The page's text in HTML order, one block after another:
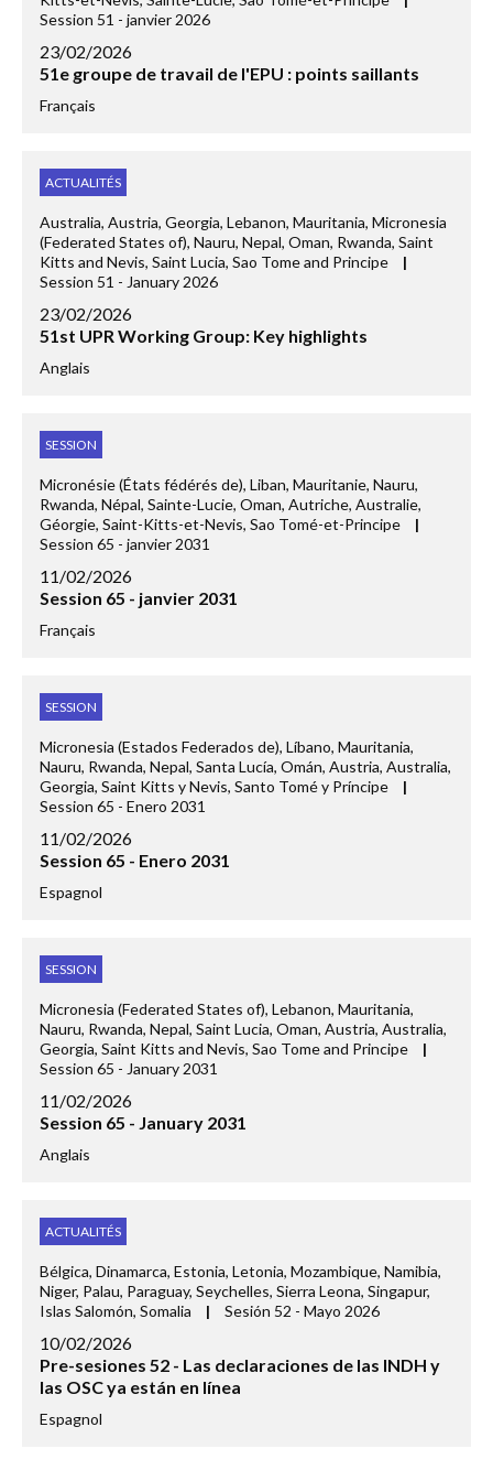
Session 51 - janvier 2026
23/02/2026
51e groupe de travail de l'EPU : points saillants
Français
ACTUALITÉS
Australia, Austria, Georgia, Lebanon, Mauritania, Micronesia
(Federated States of), Nauru, Nepal, Oman, Rwanda, Saint
Kitts and Nevis, Saint Lucia, Sao Tome and Principe
|
Session 51 - January 2026
23/02/2026
51st UPR Working Group: Key highlights
Anglais
SESSION
Micronésie (États fédérés de), Liban, Mauritanie, Nauru,
Rwanda, Népal, Sainte-Lucie, Oman, Autriche, Australie,
Géorgie, Saint-Kitts-et-Nevis, Sao Tomé-et-Principe
|
Session 65 - janvier 2031
11/02/2026
Session 65 - janvier 2031
Français
SESSION
Micronesia (Estados Federados de), Líbano, Mauritania,
Nauru, Rwanda, Nepal, Santa Lucía, Omán, Austria, Australia,
Georgia, Saint Kitts y Nevis, Santo Tomé y Príncipe
|
Session 65 - Enero 2031
11/02/2026
Session 65 - Enero 2031
Espagnol
SESSION
Micronesia (Federated States of), Lebanon, Mauritania,
Nauru, Rwanda, Nepal, Saint Lucia, Oman, Austria, Australia,
Georgia, Saint Kitts and Nevis, Sao Tome and Principe
|
Session 65 - January 2031
11/02/2026
Session 65 - January 2031
Anglais
ACTUALITÉS
Bélgica, Dinamarca, Estonia, Letonia, Mozambique, Namibia,
Niger, Palau, Paraguay, Seychelles, Sierra Leona, Singapur,
Islas Salomón, Somalia
| Sesión 52 - Mayo 2026
10/02/2026
Pre-sesiones 52 - Las declaraciones de las INDH y
las OSC ya están en línea
Espagnol